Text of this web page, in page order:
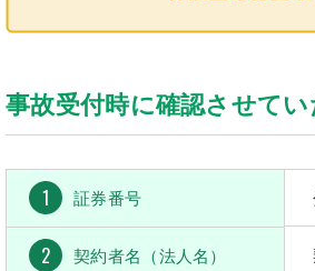
事故受付時に確認させてい
1 証券番号
2 契約者名（法人名）